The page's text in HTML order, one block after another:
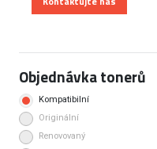
Objednávka tonerů
Kompatibilní
Originální
Renovovaný